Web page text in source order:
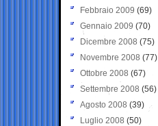
Febbraio 2009 (69)
Gennaio 2009 (70)
Dicembre 2008 (75)
Novembre 2008 (77)
Ottobre 2008 (67)
Settembre 2008 (56)
Agosto 2008 (39)
Luglio 2008 (50)